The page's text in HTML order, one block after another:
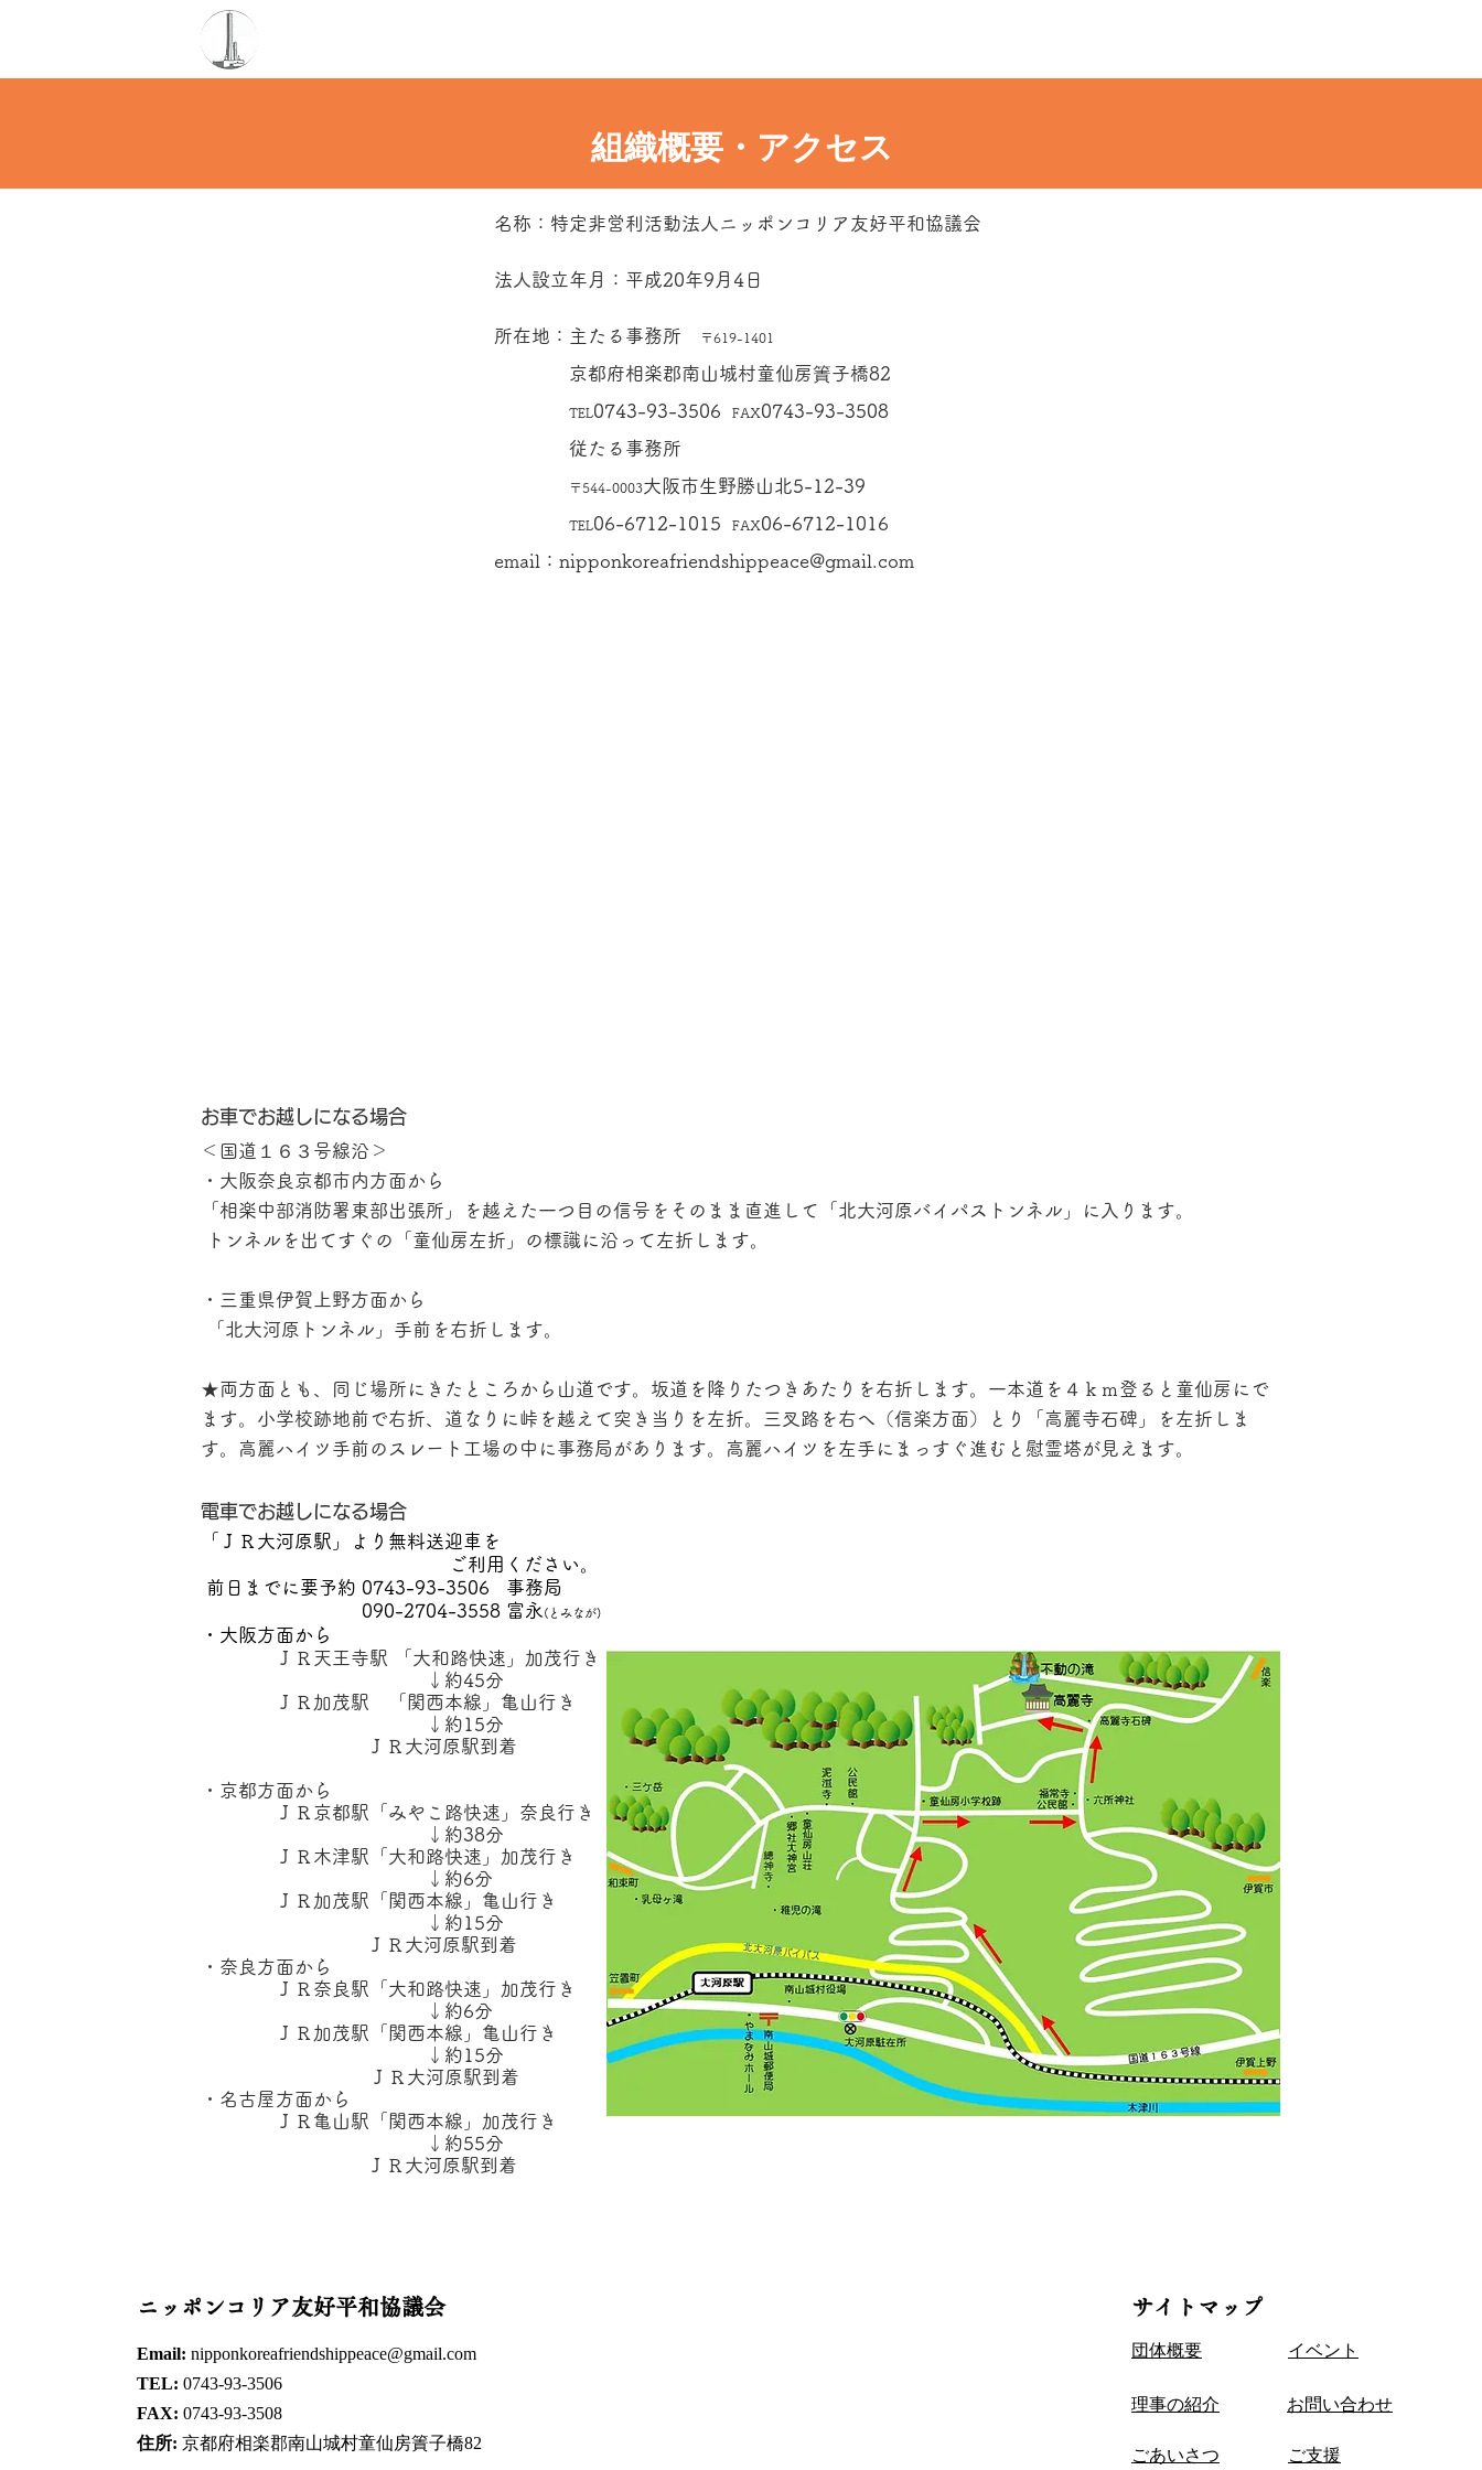
組織概要・アクセス
名称：特定非営利活動法人ニッポンコリア友好平和協議会
法人設立年月：平成20年9月4日​
所在地：主たる事務所 〒619-1401
京都府相楽郡南山城村童仙房簀子橋82
TEL0743-93-3506 FAX0743-93-3508
従たる事務所
〒544-0003大阪市生野勝山北5-12-39
TEL06-6712-1015 FAX06-6712-1016
email： nipponkoreafriendshippeace@gmail.com
お車でお越しになる場合
​＜国道１６３号線沿＞
・大阪奈良京都市内方面から
「相楽中部消防署東部出張所」を越えた一つ目の信号をそのまま直進して「北大河原バイパストンネル」に入ります。
トンネルを出てすぐの「童仙房左折」の標識に沿って左折します。
・三重県伊賀上野方面から
「北大河原トンネル」手前を右折します。
★両方面とも、同じ場所にきたところから山道です。坂道を降りたつきあたりを右折します。一本道を４ｋｍ登ると童仙房にで
ます。小学校跡地前で右折、道なりに峠を越えて突き当りを左折。三叉路を右へ（信楽方面）とり「高麗寺石碑」を左折しま
す。高麗ハイツ手前のスレート工場の中に事務局があります。高麗ハイツを左手にまっすぐ進むと慰霊塔が見えます。
​電車でお越しになる場合
「ＪＲ大河原駅」より無料送迎車を
ご利用ください。
前日までに要予約​​ 0743-93-3506 事務局
090-2704-3558 富永 (とみなが)
・大阪方面から
ＪＲ天王寺駅 「大和路快速」加茂行き
↓約45分
ＪＲ加茂駅 「関西本線」亀山行き
↓約15分
ＪＲ大河原駅到着
・京都方面から
ＪＲ京都駅「みやこ路快速」奈良行き
↓約38分
ＪＲ木津駅「大和路快速」加茂行き
↓約6分
ＪＲ加茂駅「関西本線」亀山行き
↓約15分
ＪＲ大河原駅到着
・奈良方面から
ＪＲ奈良駅「大和路快速」加茂行き
↓約6分
ＪＲ加茂駅「関西本線」亀山行き
↓約15分
ＪＲ大河原駅到着
・名古屋方面から
ＪＲ亀山駅「関西本線」加茂行き
↓約55分
ＪＲ大河原駅到着
ニッポンコリア友好平和協議会
Email: nipponkoreafriendshippeace@gmail.com
TEL: 0743-93-3506
FAX: 0743-93-3508
住所: 京都府相楽郡南山城村童仙房簀子橋82
サイトマップ
団体概要 ​イベント
​理事の紹介 ​お問い合わせ
​ごあいさつ ご支援